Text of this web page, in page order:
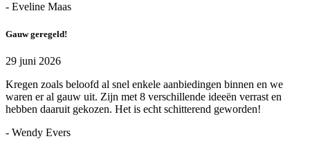
- Eveline Maas
Gauw geregeld!
29 juni 2026
Kregen zoals beloofd al snel enkele aanbiedingen binnen en we
waren er al gauw uit. Zijn met 8 verschillende ideeën verrast en
hebben daaruit gekozen. Het is echt schitterend geworden!
- Wendy Evers